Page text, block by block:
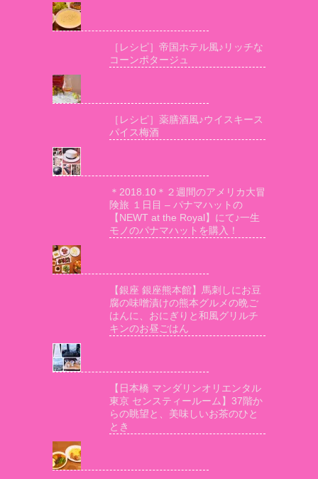
［レシピ］帝国ホテル風♪リッチな
コーンポタージュ
［レシピ］薬膳酒風♪ウイスキース
パイス梅酒
＊2018.10＊２週間のアメリカ大冒
険旅 １日目 – パナマハットの
【NEWT at the Royal】にて♪一生
モノのパナマハットを購入！
【銀座 銀座熊本館】馬刺しにお豆
腐の味噌漬けの熊本グルメの晩ご
はんに、おにぎりと和風グリルチ
キンのお昼ごはん
【日本橋 マンダリンオリエンタル
東京 センスティールーム】37階か
らの眺望と、美味しいお茶のひと
とき